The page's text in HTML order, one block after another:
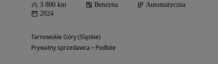
3 800 km Benzyna
Automatyczna
2024
Tarnowskie Góry (Śląskie)
Prywatny sprzedawca • Podbite